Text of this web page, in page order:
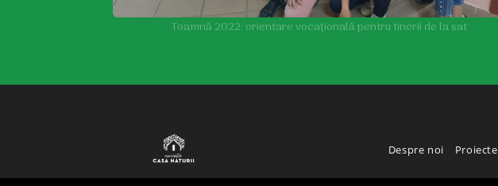
Toamnă 2022: orientare vocațională pentru tinerii de la sat
Despre noi Proiecte